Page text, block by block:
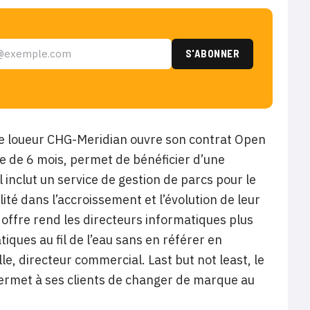
loueur CHG-Meridian ouvre son contrat Open
6 mois, permet de bénéficier d’une
un service de gestion de parcs pour le
dans l’accroissement et l’évolution de leur
rend les directeurs informatiques plus
au fil de l’eau sans en référer en
directeur commercial. Last but not least, le
à ses clients de changer de marque au